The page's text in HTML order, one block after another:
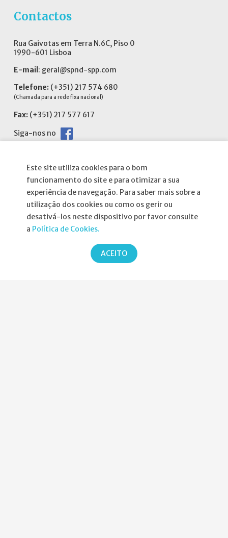
Este site utiliza cookies para o bom
funcionamento do site e para otimizar a sua
experiência de navegação. Para saber mais sobre a
utilização dos cookies ou como os gerir ou
desativá-los neste dispositivo por favor consulte
a Política de Cookies.
ACEITO
Contactos
Rua Gaivotas em Terra N.6C, Piso 0
1990-601 Lisboa
E-mail : geral@spnd-spp.com
Telefone: (+351) 217 574 680
(Chamada para a rede fixa nacional)
Fax: (+351) 217 577 617
Siga-nos no
Informações
Atribuição da Bolsa SPND
Política de Privacidade